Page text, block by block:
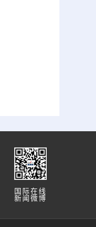
国际在线
新闻微博